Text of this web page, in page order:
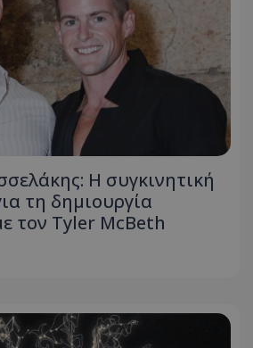
Η συγκινητική
τη δηµιουργία
τον Tyler McBeth